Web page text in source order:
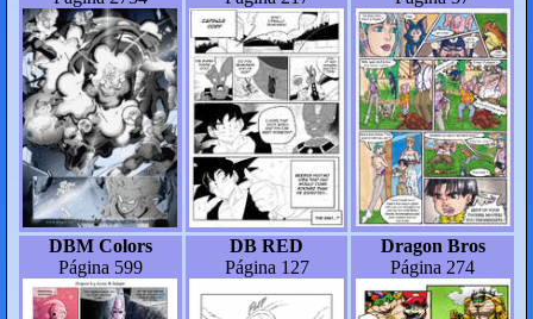
DBM Colors
Página 599
DB RED
Página 127
Dragon Bros
Página 274